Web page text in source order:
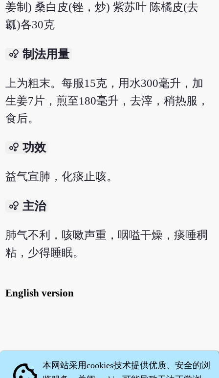
姜制) 桑白皮(锉，炒) 紫苏叶 陈橘皮(去
瓤)各30克
bubble_chart 制法用量
上为粗末。每服15克，用水300毫升，加
生姜7片，煎至180毫升，去滓，稍热服，
食后。
bubble_chart 功效
益气宣肺，化痰止咳。
bubble_chart 主治
肺气不利，咳嗽声重，咽嗌干燥，痰唾稠
粘，少得睡眠。
English version
本网站采用cookies技术提供优质、安全的浏